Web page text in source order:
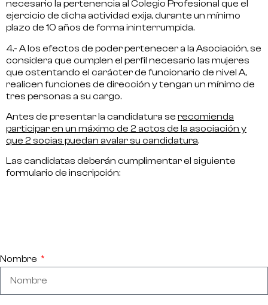
necesario la pertenencia al Colegio Profesional que el
ejercicio de dicha actividad exija, durante un mínimo
plazo de 10 años de forma ininterrumpida.
4.- A los efectos de poder pertenecer a la Asociación, se
considera que cumplen el perfil necesario las mujeres
que ostentando el carácter de funcionario de nivel A,
realicen funciones de dirección y tengan un mínimo de
tres personas a su cargo.
Antes de presentar la candidatura se recomienda
participar en un máximo de 2 actos de la asociación y
que 2 socias puedan avalar su candidatura.
Las candidatas deberán cumplimentar el siguiente
formulario de inscripción:
Nombre